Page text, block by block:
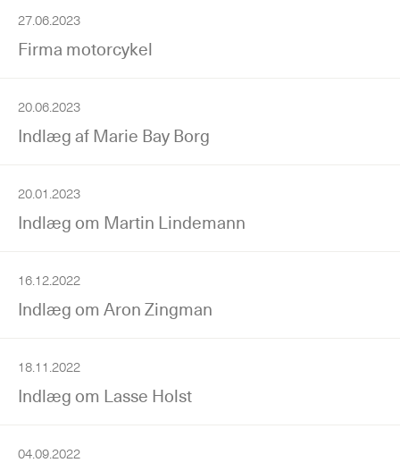
27.06.2023
Firma motorcykel
20.06.2023
Indlæg af Marie Bay Borg
20.01.2023
Indlæg om Martin Lindemann
16.12.2022
Indlæg om Aron Zingman
18.11.2022
Indlæg om Lasse Holst
04.09.2022